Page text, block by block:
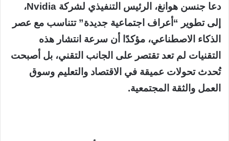
دعا جنسن هوانغ، الرئيس التنفيذي لشركة Nvidia،
إلى تطوير “أعراف اجتماعية جديدة” تتناسب مع عصر
الذكاء الاصطناعي، مؤكدًا أن سرعة انتشار هذه
التقنيات لم تعد تقتصر على الجانب التقني، بل أصبحت
تُحدث تحولات عميقة في الاقتصاد والتعليم وسوق
العمل والثقة المجتمعية.